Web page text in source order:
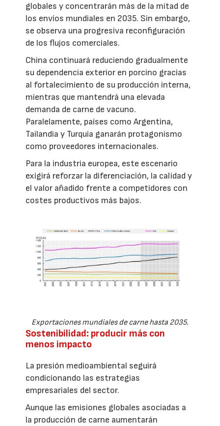
globales y concentrarán más de la mitad de
los envíos mundiales en 2035. Sin embargo,
se observa una progresiva reconfiguración
de los flujos comerciales.
China continuará reduciendo gradualmente
su dependencia exterior en porcino gracias
al fortalecimiento de su producción interna,
mientras que mantendrá una elevada
demanda de carne de vacuno.
Paralelamente, países como Argentina,
Tailandia y Turquía ganarán protagonismo
como proveedores internacionales.
Para la industria europea, este escenario
exigirá reforzar la diferenciación, la calidad y
el valor añadido frente a competidores con
costes productivos más bajos.
Exportaciones mundiales de carne hasta 2035.
Sostenibilidad: producir más con
menos impacto
La presión medioambiental seguirá
condicionando las estrategias
empresariales del sector.
Aunque las emisiones globales asociadas a
la producción de carne aumentarán